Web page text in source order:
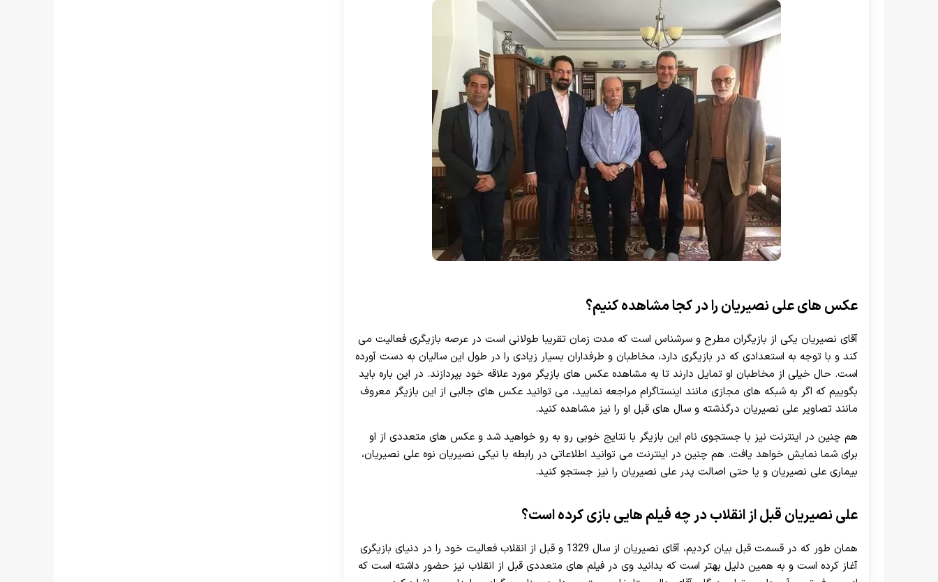
عکس های علی نصیریان را در کجا مشاهده کنیم؟
آقای نصیریان یکی از بازیگران مطرح و سرشناس است که مدت زمان تقریبا طولانی است در عرصه بازیگری فعالیت می
کند و با توجه به استعدادی که در بازیگری دارد، مخاطبان و طرفداران بسیار زیادی را در طول این سالیان به دست آورده
است. حال خیلی از مخاطبان او تمایل دارند تا به مشاهده عکس های بازیگر مورد علاقه خود بپردازند. در این باره باید
بگوییم که اگر به شبکه های مجازی مانند اینستاگرام مراجعه نمایید، می‌ توانید عکس های جالبی از این بازیگر معروف
مانند تصاویر علی نصیریان درگذشته و سال های قبل او را نیز مشاهده کنید.
هم چنین در اینترنت نیز با جستجوی نام این بازیگر با نتایج خوبی رو به رو خواهید شد و عکس های متعددی از او
برای شما نمایش خواهد یافت. هم چنین در اینترنت می توانید اطلاعاتی در رابطه با نیکی نصیریان نوه علی نصیریان،
بیماری علی نصیریان و یا حتی اصالت پدر علی نصیریان را نیز جستجو کنید.
علی نصیریان قبل از انقلاب در چه فیلم هایی بازی کرده است؟
همان طور که در قسمت قبل بیان کردیم، آقای نصیریان از سال 1329 و قبل از انقلاب فعالیت خود را در دنیای بازیگری
آغاز کرده است و به همین دلیل بهتر است که بدانید وی در فیلم های متعددی قبل از انقلاب نیز حضور داشته است که